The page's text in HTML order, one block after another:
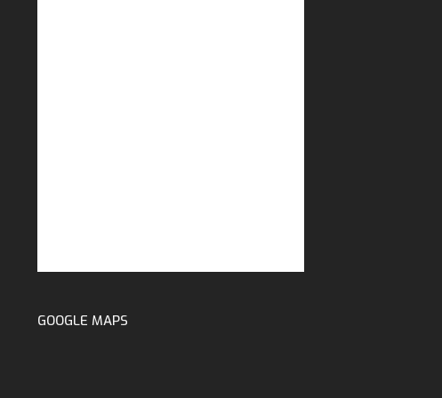
GOOGLE MAPS